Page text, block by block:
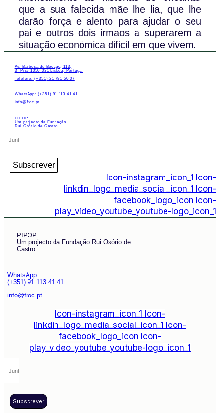
que a sua falecida mãe lhe lia, que lhe
darão força e alento para ajudar o seu
pai e outros dois irmãos a superarem a
situação económica dificil em que vivem.
Av. Barbosa du Bocage, 113,
3º Piso 1050-031 Lisboa, Portugal
Telefone: (+351) 21 791 50 07
WhatsApp: (+351) 91 113 41 41
info@froc.pt
PIPOP
Um projecto da Fundação
Rui Osório de Castro
Subscrever
Icon-instagram_icon_1
Icon-
linkdin_logo_media_social_icon_1
Icon-
facebook_logo_icon Icon-
play_video_youtube_youtube-logo_icon_1
PIPOP
Um projecto da Fundação Rui Osório de
Castro
WhatsApp:
(+351) 91 113 41 41
info@froc.pt
Icon-instagram_icon_1
Icon-
linkdin_logo_media_social_icon_1
Icon-
facebook_logo_icon Icon-
play_video_youtube_youtube-logo_icon_1
Subscrever